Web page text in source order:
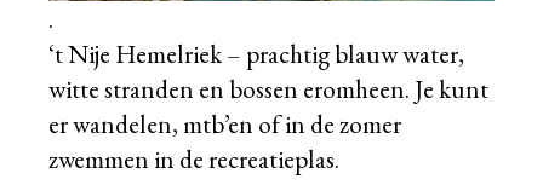
.
‘t Nije Hemelriek – prachtig blauw water,
witte stranden en bossen eromheen. Je kunt
er wandelen, mtb’en of in de zomer
zwemmen in de recreatieplas.